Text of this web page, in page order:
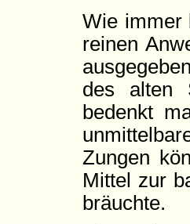
Wie immer
reinen
des alten
bedenkt
Zungen
Mittel zur
bräuchte.